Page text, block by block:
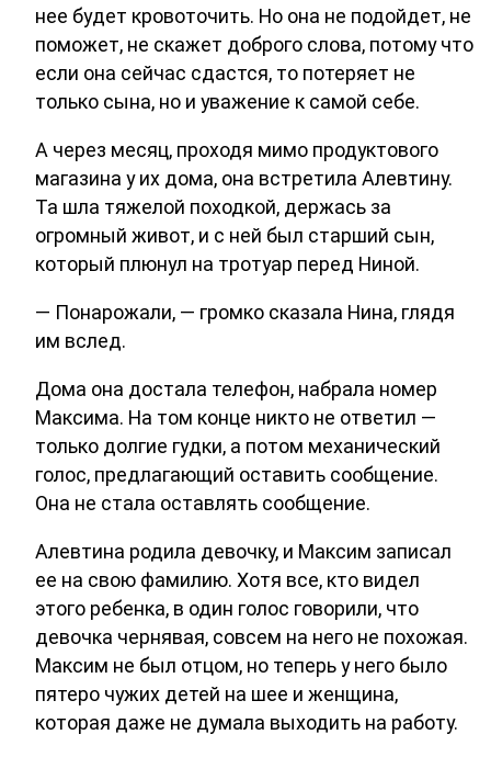
нее будет кровоточить. Но она не подойдет, не
поможет, не скажет доброго слова, потому что
если она сейчас сдастся, то потеряет не
только сына, но и уважение к самой себе.
А через месяц, проходя мимо продуктового
магазина у их дома, она встретила Алевтину.
Та шла тяжелой походкой, держась за
огромный живот, и с ней был старший сын,
который плюнул на тротуар перед Ниной.
— Понарожали, — громко сказала Нина, глядя
им вслед.
Дома она достала телефон, набрала номер
Максима. На том конце никто не ответил —
только долгие гудки, а потом механический
голос, предлагающий оставить сообщение.
Она не стала оставлять сообщение.
Алевтина родила девочку, и Максим записал
ее на свою фамилию. Хотя все, кто видел
этого ребенка, в один голос говорили, что
девочка чернявая, совсем на него не похожая.
Максим не был отцом, но теперь у него было
пятеро чужих детей на шее и женщина,
которая даже не думала выходить на работу.